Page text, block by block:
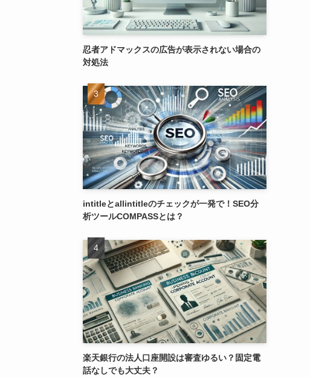
忍者アドマックスの広告が表示されない場合の
対処法
intitleとallintitleのチェックが一発で！SEO分
析ツールCOMPASSとは？
楽天銀行の法人口座開設は審査ゆるい？固定電
話なしでも大丈夫？